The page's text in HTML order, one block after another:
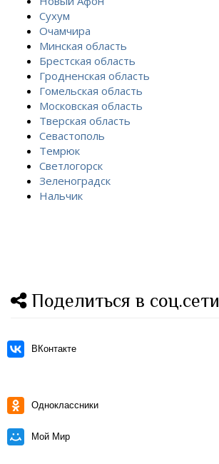
Сухум
Очамчира
Минская область
Брестская область
Гродненская область
Гомельская область
Московская область
Тверская область
Севастополь
Темрюк
Светлогорск
Зеленоградск
Нальчик
Поделиться в соц.сети
ВКонтакте
Одноклассники
Мой Мир